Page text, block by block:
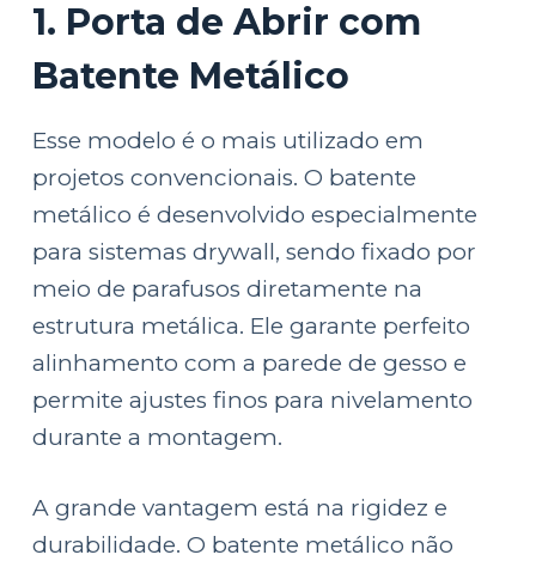
1. Porta de Abrir com
Batente Metálico
Esse modelo é o mais utilizado em
projetos convencionais. O batente
metálico é desenvolvido especialmente
para sistemas drywall, sendo fixado por
meio de parafusos diretamente na
estrutura metálica. Ele garante perfeito
alinhamento com a parede de gesso e
permite ajustes finos para nivelamento
durante a montagem.
A grande vantagem está na rigidez e
durabilidade. O batente metálico não